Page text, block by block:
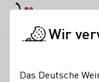
Wir
Das Deutsche